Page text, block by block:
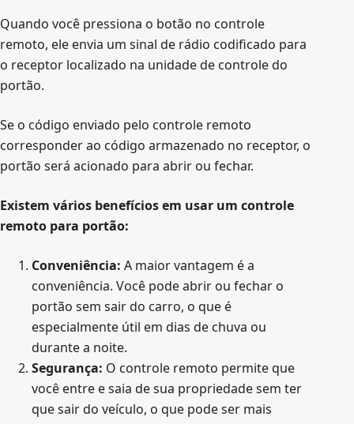
Quando você pressiona o botão no controle
remoto, ele envia um sinal de rádio codificado para
o receptor localizado na unidade de controle do
portão.
Se o código enviado pelo controle remoto
corresponder ao código armazenado no receptor, o
portão será acionado para abrir ou fechar.
Existem vários benefícios em usar um controle
remoto para portão:
Conveniência: A maior vantagem é a
conveniência. Você pode abrir ou fechar o
portão sem sair do carro, o que é
especialmente útil em dias de chuva ou
durante a noite.
Segurança: O controle remoto permite que
você entre e saia de sua propriedade sem ter
que sair do veículo, o que pode ser mais